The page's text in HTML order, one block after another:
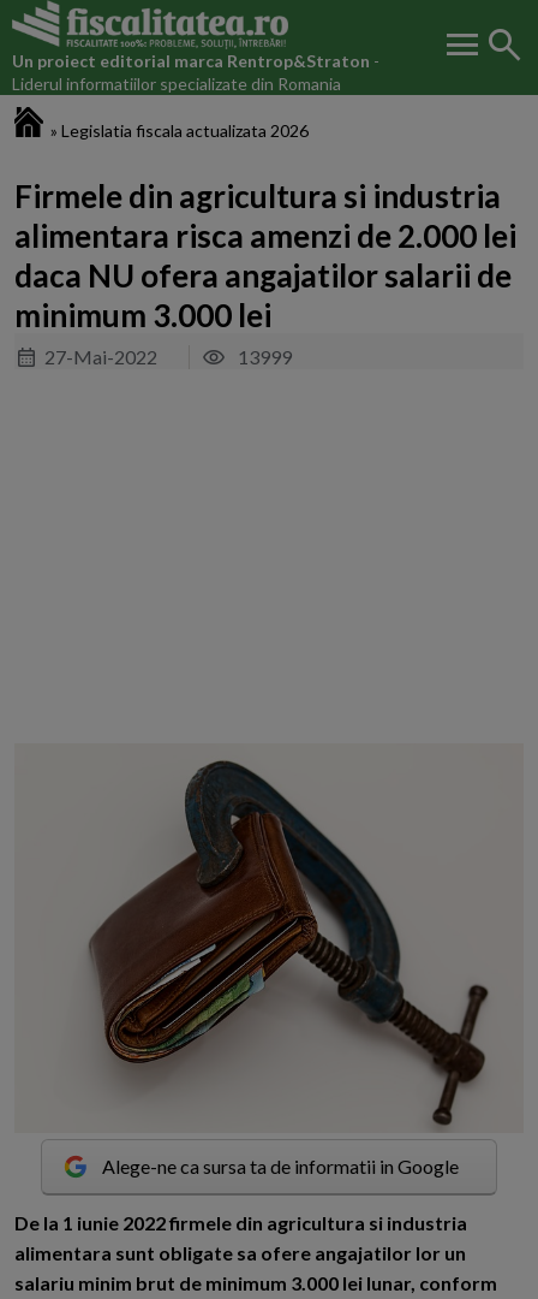
Un proiect editorial marca Rentrop&Straton -
Liderul informatiilor specializate din Romania
menu search
» Legislatia fiscala actualizata 2026
Firmele din agricultura si industria
alimentara risca amenzi de 2.000 lei
daca NU ofera angajatilor salarii de
minimum 3.000 lei
27-Mai-2022 13999
Alege-ne ca sursa ta de informatii in Google
De la 1 iunie 2022 firmele din agricultura si industria
alimentara sunt obligate sa ofere angajatilor lor un
salariu minim brut de minimum 3.000 lei lunar, conform